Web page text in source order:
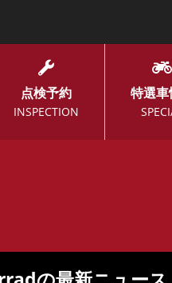
点検予約
INSPECTION
特選車